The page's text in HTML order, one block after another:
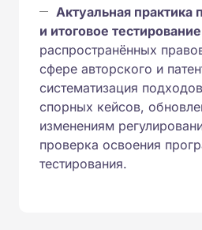
Актуальная
и итоговое тестирование
распространённых
сфере авторского и
систематизация
спорных кейсов,
изменениям
проверка освоения
тестирования.